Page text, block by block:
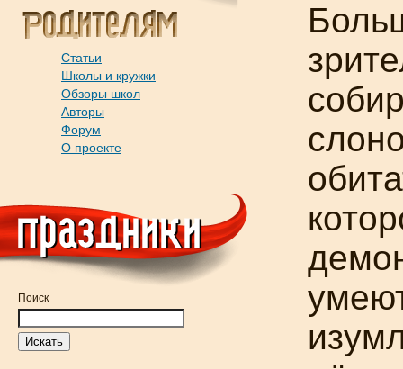
— Статьи
— Школы и кружки
— Обзоры школ
— Авторы
— Форум
— О проекте
Поиск